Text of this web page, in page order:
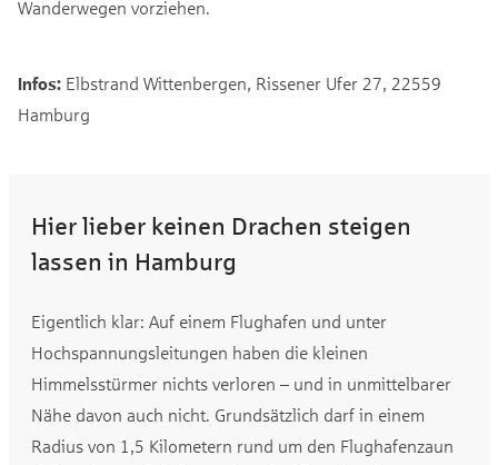
Wanderwegen vorziehen.
Infos: Elbstrand Wittenbergen, Rissener Ufer 27, 22559
Hamburg
Hier lieber keinen Drachen steigen
lassen in Hamburg
Eigentlich klar: Auf einem Flughafen und unter
Hochspannungsleitungen haben die kleinen
Himmelsstürmer nichts verloren – und in unmittelbarer
Nähe davon auch nicht. Grundsätzlich darf in einem
Radius von 1,5 Kilometern rund um den Flughafenzaun